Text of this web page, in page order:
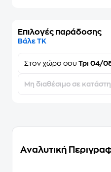
Επιλογές παράδοσης
Βάλε ΤΚ
Στον χώρο σου Τρι 04/
Μη διαθέσιμο σε
Αναλυτική